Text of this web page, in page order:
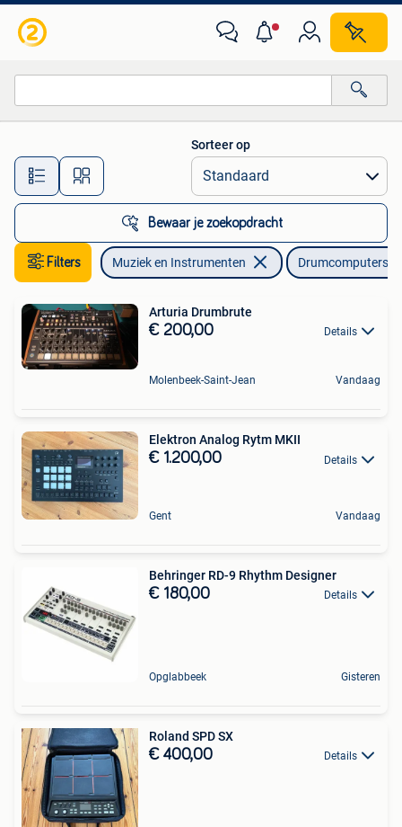
Alle afstanden…
Sorteer op
Bewaar je zoekopdracht
Filters Muziek en Instrumenten Drumcomputers
Arturia Drumbrute
€ 200,00 Details
Molenbeek-Saint-Jean Vandaag
Elektron Analog Rytm MKII
€ 1.200,00 Details
Gent Vandaag
Behringer RD-9 Rhythm Designer
€ 180,00 Details
Opglabbeek Gisteren
Roland SPD SX
€ 400,00 Details